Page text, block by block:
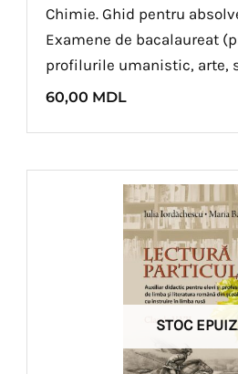
Chimie. Ghid pentru
Examene de bacalaureat
profilurile umanistic, arte,
60,00 MDL
STOC